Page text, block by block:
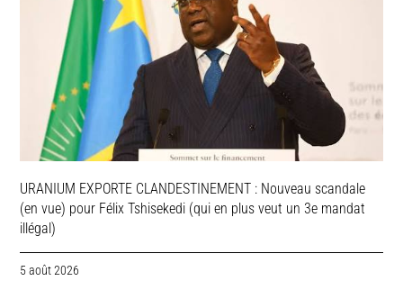
URANIUM EXPORTE CLANDESTINEMENT : Nouveau scandale
(en vue) pour Félix Tshisekedi (qui en plus veut un 3e mandat
illégal)
5 août 2026